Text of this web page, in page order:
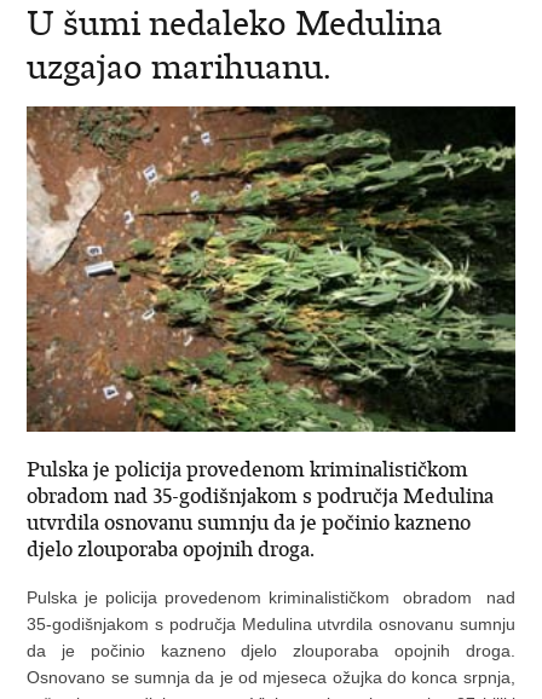
U šumi nedaleko Medulina
uzgajao marihuanu.
Pulska je policija provedenom kriminalističkom
obradom nad 35-godišnjakom s područja Medulina
utvrdila osnovanu sumnju da je počinio kazneno
djelo zlouporaba opojnih droga.
Pulska je policija provedenom kriminalističkom obradom nad
35-godišnjakom s područja Medulina utvrdila osnovanu sumnju
da je počinio kazneno djelo zlouporaba opojnih droga.
Osnovano se sumnja da je od mjeseca ožujka do konca srpnja,